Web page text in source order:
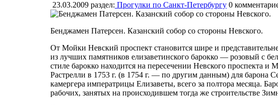
23.03.2009 раздел: Прогулки по Санкт-Петербургу 0
Бенджамен Патерсен. Казанский собор со стороны Невского.
От Мойки Невский проспект становится шире и
из лучших памятников елизаветинского барокко — розовый с
стиле барокко находится на пересечении Невского проспекта
Растрелли в 1753 г. (в 1754 г. — по другим данным) для барона
камергера императрицы Елизаветы, всего за полтора месяца.
рабочих, занятых на происходившем тогда же строительстве